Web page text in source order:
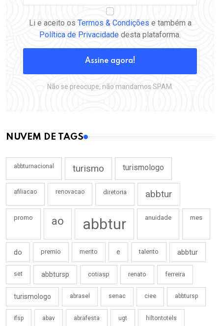
Li e aceito os Termos & Condições e também a
Política de Privacidade desta plataforma.
Assine agora!
Não se preocupe, não mandamos SPAM.
NUVEM DE TAGS
abbturnacional turismo turismologo
afiliacao renovacao diretoria abbtur
promo ao abbtur anuidade mes
do premio merito e talento abbtur
set abbtursp cotiasp renato ferreira
turismologo abrasel senac ciee abbtursp
ifsp abav abrafesta ugt hiltontotels